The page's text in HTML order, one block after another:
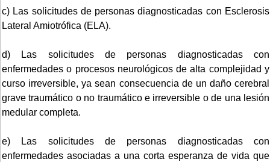
c) Las solicitudes de personas diagnosticadas con Esclerosis
Lateral Amiotrófica (ELA).
d) Las solicitudes de personas diagnosticadas con
enfermedades o procesos neurológicos de alta complejidad y
curso irreversible, ya sean consecuencia de un daño cerebral
grave traumático o no traumático e irreversible o de una lesión
medular completa.
e) Las solicitudes de personas diagnosticadas con
enfermedades asociadas a una corta esperanza de vida que